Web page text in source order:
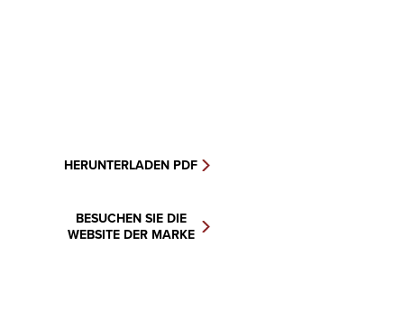
HERUNTERLADEN PDF
BESUCHEN SIE DIE
WEBSITE DER MARKE